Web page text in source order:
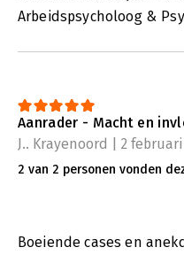
Arbeidspsycholoog &
Aanrader - Macht en
J.. Krayenoord | 2 februari
2 van 2 personen vonden
Boeiende cases en